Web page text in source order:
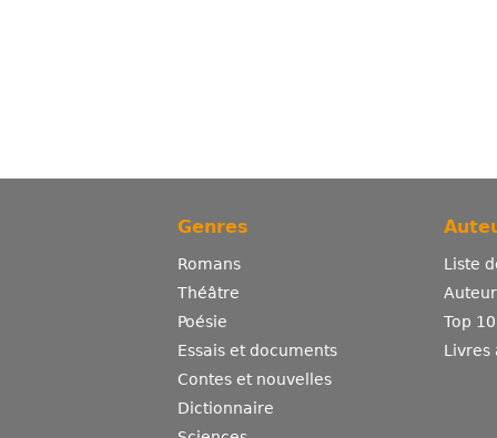
Genres
Romans
Théâtre
Poésie
Essais et documents
Contes et nouvelles
Dictionnaire
Liste
Top
Livres